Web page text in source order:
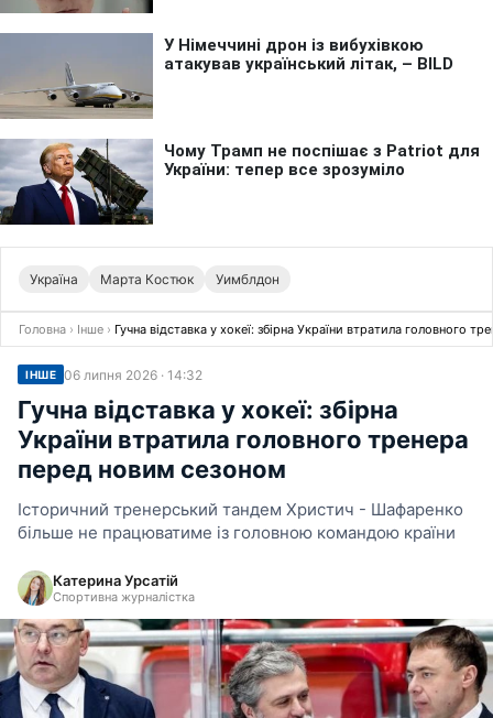
Україна Марта Костюк Уимблдон
Головна › Інше › Гучна відставка у хокеї: збірна України втратила головного
ІНШЕ 06 липня 2026 · 14:32
Гучна відставка у хокеї: збірна
України втратила головного тренера
перед новим сезоном
Історичний тренерський тандем Христич - Шафаренко
більше не працюватиме із головною командою країни
Катерина Урсатій
Спортивна журналістка